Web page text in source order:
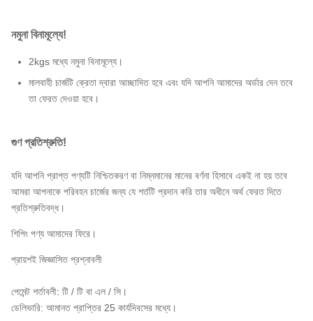
নমুনা বিনামূল্যে!
2kgs মধ্যে নমুনা বিনামূল্যে।
মালবাহী চার্জটি ক্রেতা দ্বারা আচ্ছাদিত হবে এবং যদি আপনি আমাদের অর্ডার দেন তবে
তা ফেরত দেওয়া হবে।
গুণ প্রতিশ্রুতি!
যদি আপনি প্রাপ্ত পণ্যটি নিশ্চিতকরণ বা নিম্নমানের মানের বর্ণনা হিসাবে একই না হয় তবে
আমরা আপনাকে পরিবহন চার্জের জন্য যে শর্তটি প্রদান করি তার অধীনে অর্থ ফেরত দিতে
প্রতিশ্রুতিবদ্ধ।
শিপিং পণ্য আমাদের ফিরে।
প্রায়শই জিজ্ঞাসিত প্রশ্নাবলী
পেমেন্ট শর্তাবলী: টি / টি বা এল / সি।
ডেলিভারি: আমানত প্রাপ্তির 25 কার্যদিবসের মধ্যে।